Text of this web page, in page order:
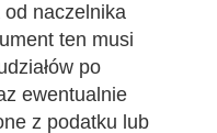
od naczelnika
ten musi
po
ewentualnie
z podatku lub